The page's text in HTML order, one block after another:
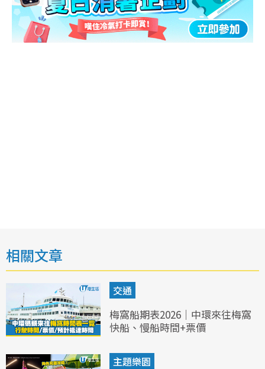
相關文章
交通
梅窩船期表2026｜中環來往梅窩
快船、慢船時間+票價
主題樂園